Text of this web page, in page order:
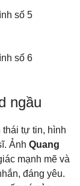
ngầu
tự tin, hình
Ảnh Quang
mạnh mẽ và
đáng yêu.